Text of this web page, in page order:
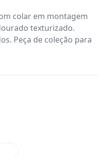
colar em montagem
texturizado.
Peça de coleção para